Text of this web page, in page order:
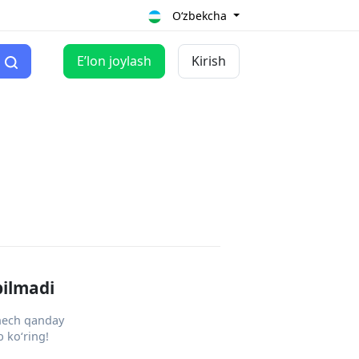
O‘zbekcha
Eʼlon joylash Kirish
qanday
ko‘ring!